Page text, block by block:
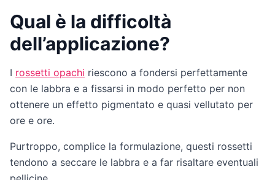
Qual è la difficoltà
dell’applicazione?
I rossetti opachi riescono a fondersi perfettamente
con le labbra e a fissarsi in modo perfetto per non
ottenere un effetto pigmentato e quasi vellutato per
ore e ore.
Purtroppo, complice la formulazione, questi rossetti
tendono a seccare le labbra e a far risaltare eventuali